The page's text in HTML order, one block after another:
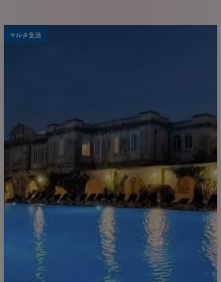
った「持っていくと安心なもの」】をまとめまし
マルタ生活